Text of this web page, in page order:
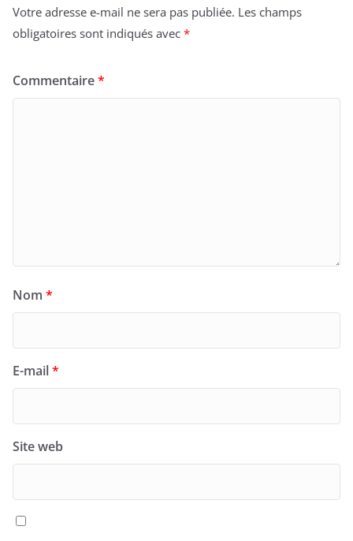
Votre adresse e-mail ne sera pas publiée. Les champs
obligatoires sont indiqués avec *
Commentaire*
Nom *
E-mail*
Site web